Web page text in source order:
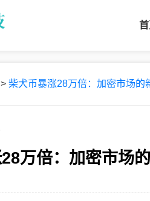
> 柴犬币暴涨28万倍：加密市场的
万倍：加密市场